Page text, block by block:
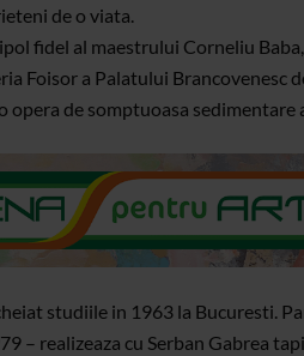
de o viata.
fidel al maestrului Corneliu
Foisor a Palatului Brancovenesc
opera de somptuoasa
studiile in 1963 la Bucuresti.
– realizeaza cu Serban Gabrea